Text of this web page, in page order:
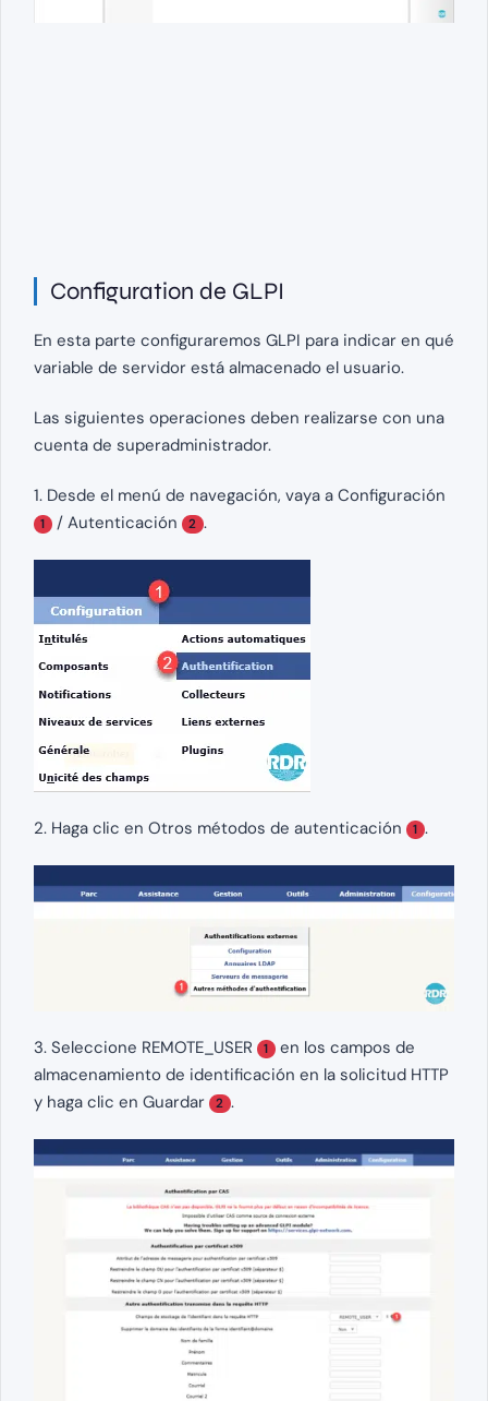
Configuration de GLPI
En esta parte configuraremos GLPI para indicar en qué
variable de servidor está almacenado el usuario.
Las siguientes operaciones deben realizarse con una
cuenta de superadministrador.
1. Desde el menú de navegación, vaya a Configuración
1 / Autenticación 2 .
2. Haga clic en Otros métodos de autenticación 1 .
3. Seleccione REMOTE_USER 1 en los campos de
almacenamiento de identificación en la solicitud HTTP
y haga clic en Guardar
2 .